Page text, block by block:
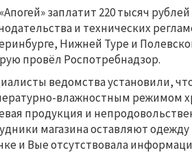
заплатит 220 тысяч
и технических
Нижней Туре и
провёл Роспотребнадзор.
ведомства установили,
влажностным режимом
продукция и
магазина оставляют
и Вые отсутствовала